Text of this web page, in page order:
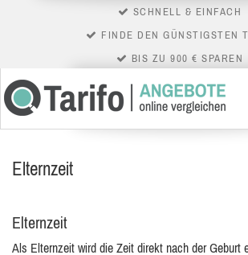
SCHNELL & EINFACH
FINDE DEN GÜNSTIGSTEN
BIS ZU 900 € SPAREN
Elternzeit
Elternzeit
Als Elternzeit wird die Zeit direkt nach der Geburt